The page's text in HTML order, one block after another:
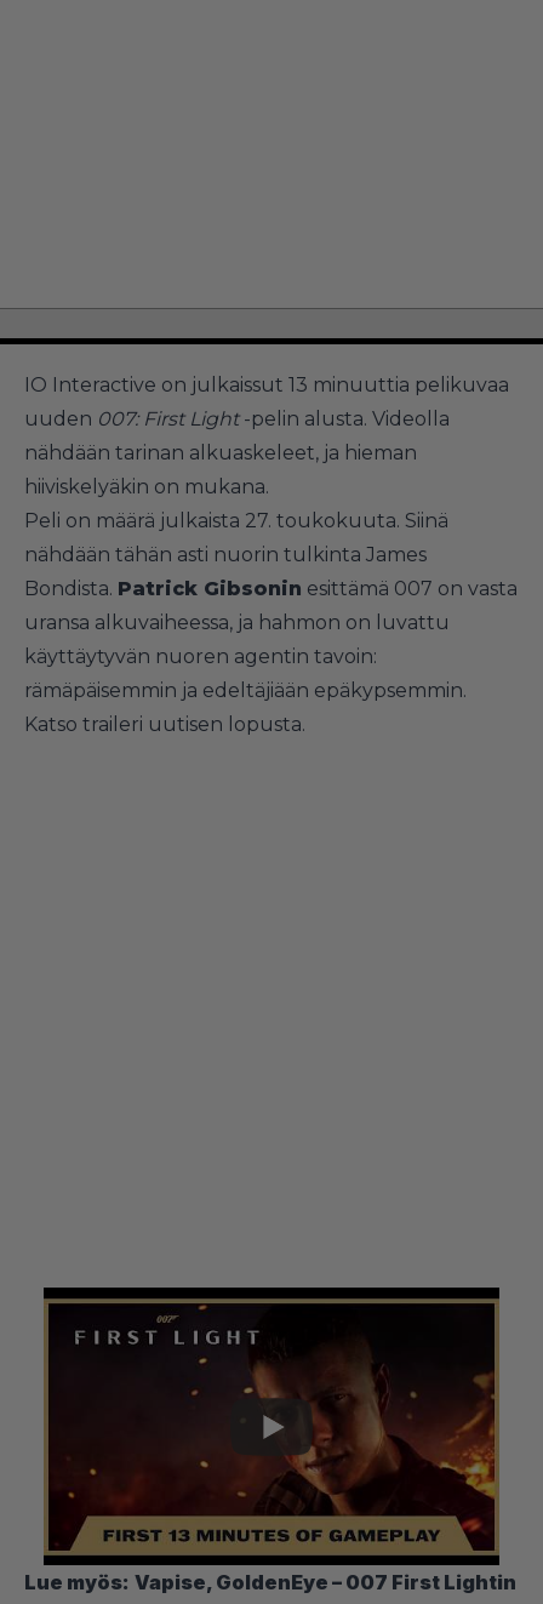
IO Interactive on julkaissut 13 minuuttia pelikuvaa
uuden 007: First Light -pelin alusta. Videolla
nähdään tarinan alkuaskeleet, ja hieman
hiiviskelyäkin on mukana.
Peli on määrä julkaista 27. toukokuuta. Siinä
nähdään tähän asti nuorin tulkinta James
Bondista. Patrick Gibsonin esittämä 007 on vasta
uransa alkuvaiheessa, ja hahmon on luvattu
käyttäytyvän nuoren agentin tavoin:
rämäpäisemmin ja edeltäjiään epäkypsemmin.
Katso traileri uutisen lopusta.
Lue myös: Vapise, GoldenEye – 007 First Lightin